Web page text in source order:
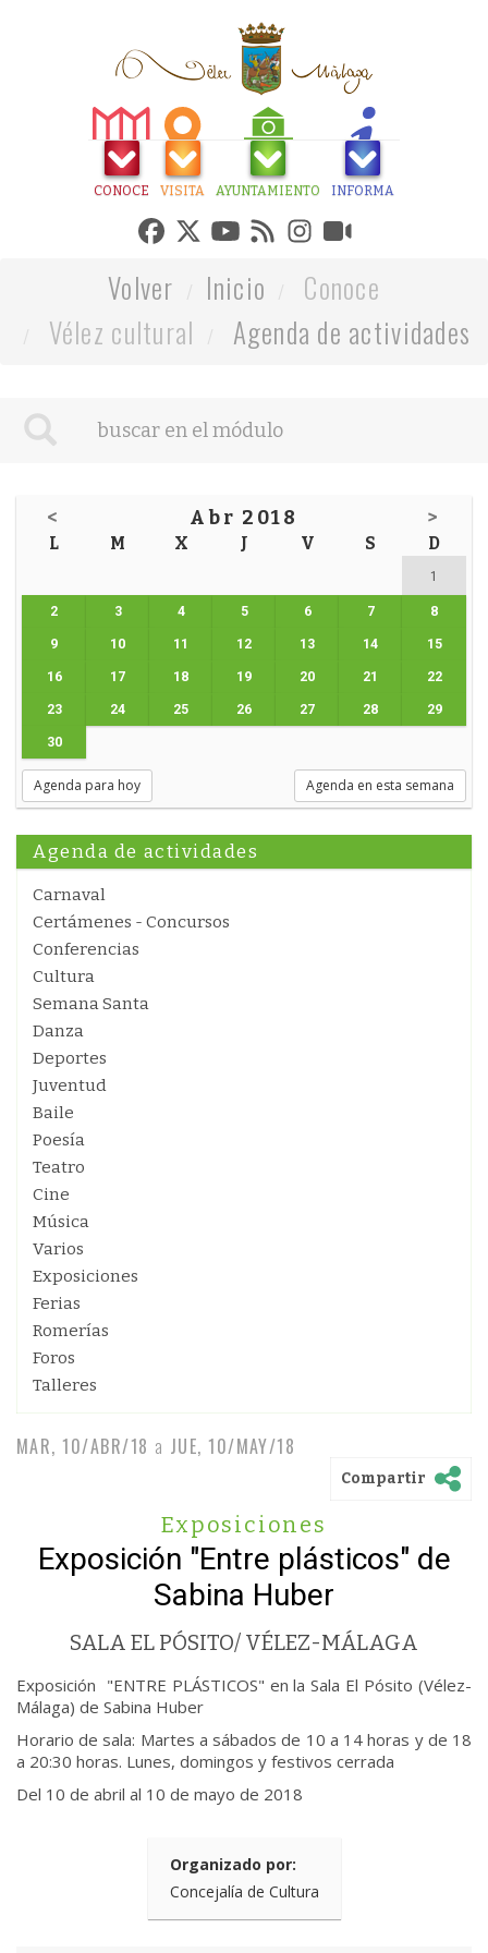
CONOCE VISITA AYUNTAMIENTO INFORMA
Volver Inicio
Conoce
Vélez cultural
Agenda de actividades
< Abr 2018 >
L M X J V S D
1
2 3 4 5 6 7 8
9 10 11 12 13 14 15
16 17 18 19 20 21 22
23 24 25 26 27 28 29
30
Agenda para hoy Agenda en esta semana
Agenda de actividades
Carnaval
Certámenes - Concursos
Conferencias
Cultura
Semana Santa
Danza
Deportes
Juventud
Baile
Poesía
Teatro
Cine
Música
Varios
Exposiciones
Ferias
Romerías
Foros
Talleres
MAR, 10/ABR/18 a JUE, 10/MAY/18
Compartir
Exposiciones
Exposición "Entre plásticos" de
Sabina Huber
SALA EL PÓSITO/ VÉLEZ-MÁLAGA
Exposición "ENTRE PLÁSTICOS" en la Sala El Pósito (Vélez-
Málaga) de Sabina Huber
Horario de sala: Martes a sábados de 10 a 14 horas y de 18
a 20:30 horas. Lunes, domingos y festivos cerrada
Del 10 de abril al 10 de mayo de 2018
Organizado por:
Concejalía de Cultura